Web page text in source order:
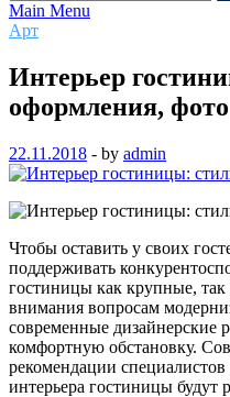
Main Menu
Арт
Интерьер
оформления, фото
22.11.2018 - by admin
Чтобы оставить у своих
поддерживать
гостиницы как крупные,
внимания вопросам
современные дизайнерские
комфортную обстановку.
рекомендации специалистов
интерьера гостиницы будут